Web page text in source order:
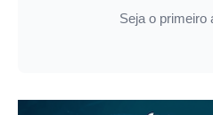
Seja o primeiro